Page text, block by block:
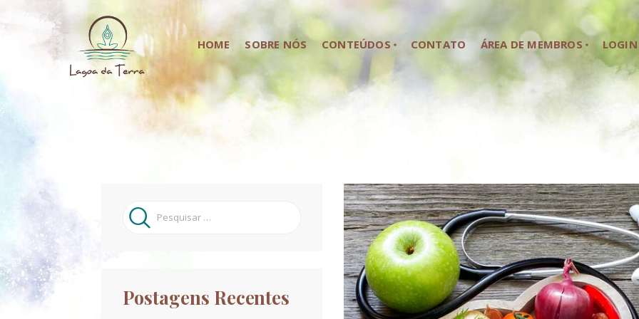
HOME SOBRE NÓS CONTEÚDOS CONTATO ÁREA DE MEMBROS LOGIN
HOME
SOBRE NÓS
CONTEÚDOS
ÁREA DE MEMBROS
LOGIN
Pesquisar
por:
Postagens Recentes